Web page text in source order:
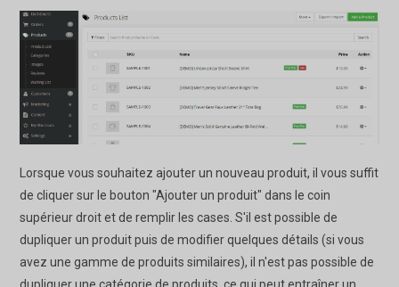
Lorsque vous souhaitez ajouter un nouveau produit, il vous suffit
de cliquer sur le bouton "Ajouter un produit" dans le coin
supérieur droit et de remplir les cases. S'il est possible de
dupliquer un produit puis de modifier quelques détails (si vous
avez une gamme de produits similaires), il n'est pas possible de
dupliquer une catégorie de produits, ce qui peut entraîner un